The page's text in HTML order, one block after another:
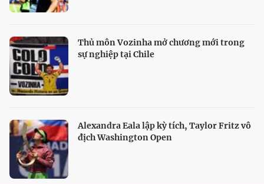
Thủ môn Vozinha mở chương mới trong
sự nghiệp tại Chile
Alexandra Eala lập kỳ tích, Taylor Fritz vô
địch Washington Open